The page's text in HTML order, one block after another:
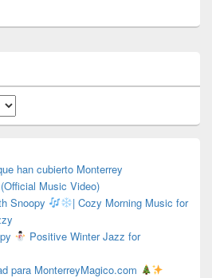
han cubierto Monterrey
Music Video)
Snoopy
| Cozy Morning Music for
Positive Winter Jazz for
para MonterreyMagico.com